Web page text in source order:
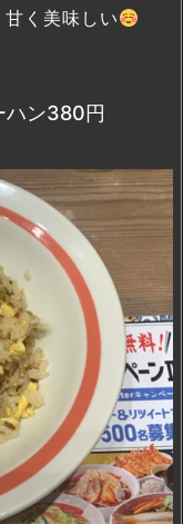
く美味しい
ハン380円